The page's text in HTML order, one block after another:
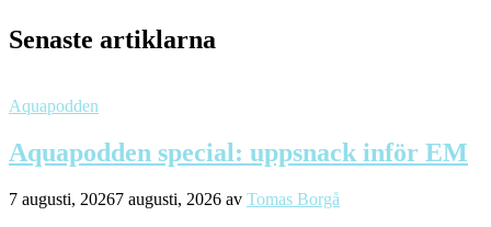
Senaste artiklarna
Aquapodden
Aquapodden special: uppsnack inför EM
7 augusti, 20267 augusti, 2026 av Tomas Borgå